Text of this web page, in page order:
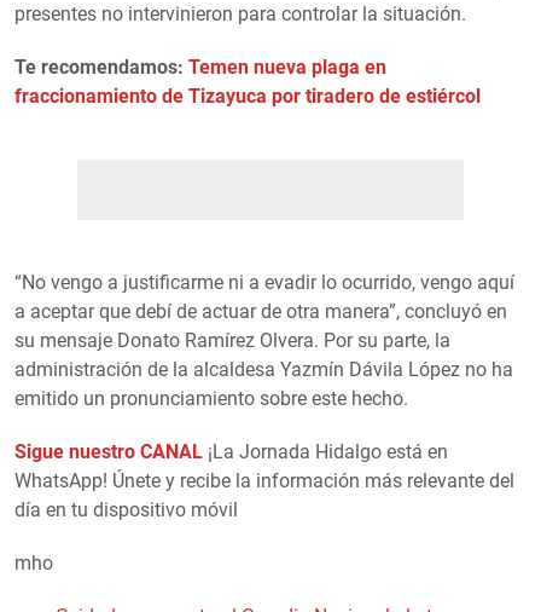
presentes no intervinieron para controlar la situación.
Te recomendamos: Temen nueva plaga en
fraccionamiento de Tizayuca por tiradero de estiércol
“No vengo a justificarme ni a evadir lo ocurrido, vengo aquí
a aceptar que debí de actuar de otra manera”, concluyó en
su mensaje Donato Ramírez Olvera. Por su parte, la
administración de la alcaldesa Yazmín Dávila López no ha
emitido un pronunciamiento sobre este hecho.
Sigue nuestro CANAL ¡La Jornada Hidalgo está en
WhatsApp! Únete y recibe la información más relevante del
día en tu dispositivo móvil
mho